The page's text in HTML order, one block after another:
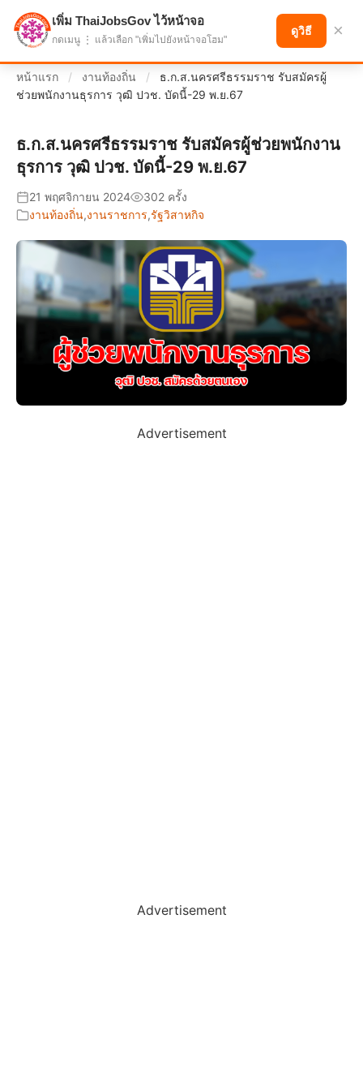
แบ่งปันโอกาส เพื่ออนาคตที่ก้าวหน้า
หน้าแรก / งานท้องถิ่น /
ธ.ก.ส.นครศรีธรรมราช รับสมัครผู้
ช่วยพนักงานธุรการ วุฒิ ปวช. บัดนี้-29 พ.ย.67
ธ.ก.ส.นครศรีธรรมราช รับสมัครผู้ช่วยพนักงาน
ธุรการ วุฒิ ปวช. บัดนี้-29 พ.ย.67
21 พฤศจิกายน 2024
302 ครั้ง
งานท้องถิ่น,งานราชการ,รัฐวิสาหกิจ
Advertisement
Advertisement
เพิ่ม ThaiJobsGov ไว้หน้าจอ
กดเมนู ⋮ แล้วเลือก "เพิ่มไปยังหน้าจอโฮม"
ดูวิธี ×